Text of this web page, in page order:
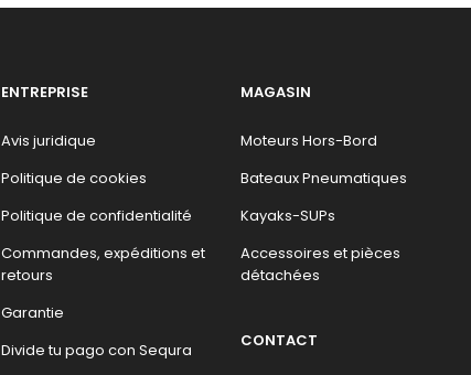
ENTREPRISE
Avis juridique
Politique de cookies
Politique de confidentialité
Commandes, expéditions et
retours
Garantie
Divide tu pago con Sequra
MAGASIN
Moteurs Hors-Bord
Bateaux Pneumatiques
Kayaks-SUPs
Accessoires et pièces
détachées
CONTACT